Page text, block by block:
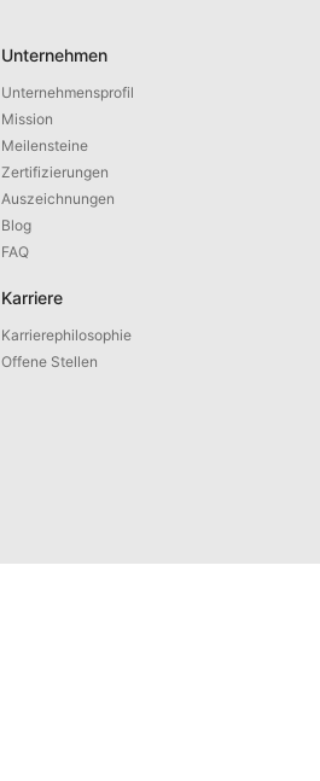
Unternehmen
Unternehmensprofil
Mission
Meilensteine
Zertifizierungen
Auszeichnungen
Blog
FAQ
Karriere
Karrierephilosophie
Offene Stellen